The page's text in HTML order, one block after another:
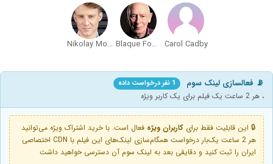
Carol Cadby
Blaque Fowler
Nikolay Moss
📡 فعالسازی لینک سوم 1 نفر درخواست داده
، هر 2 ساعت یک فیلم برای یک کاربر ویژه
🔒 این قابلیت فقط برای کاربران ویژه فعال است. با خرید اشتراک ویژه می‌توانید
هر 2 ساعت یک‌بار درخواست همگام‌سازی لینک‌های این فیلم با CDN اختصاصی
ایران را ثبت کنید و دقایقی بعد به لینک سوم آن دسترسی خواهید داشت